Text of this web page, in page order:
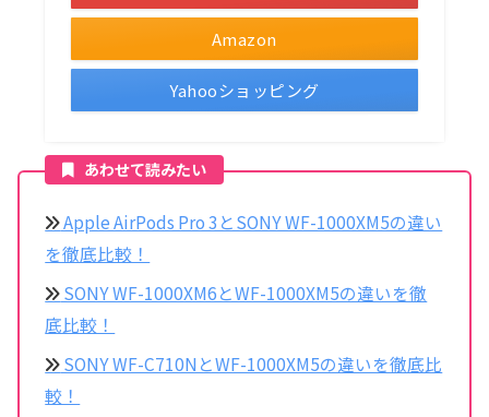
Amazon
Yahooショッピング
あわせて読みたい
Apple AirPods Pro 3とSONY WF-1000XM5の違い
を徹底比較！
SONY WF-1000XM6とWF-1000XM5の違いを徹
底比較！
SONY WF-C710NとWF-1000XM5の違いを徹底比
較！